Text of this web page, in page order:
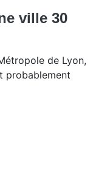
ville 30
de Lyon,
probablement